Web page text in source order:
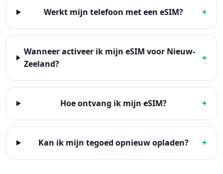
Werkt mijn telefoon met een eSIM? +
Wanneer activeer ik mijn eSIM voor Nieuw-
Zeeland?
+
Hoe ontvang ik mijn eSIM? +
Kan ik mijn tegoed opnieuw opladen? +